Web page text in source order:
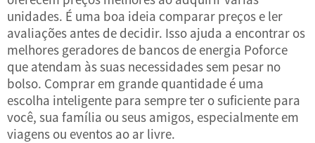
unidades. É uma boa ideia comparar preços e ler
avaliações antes de decidir. Isso ajuda a encontrar os
melhores geradores de bancos de energia Poforce
que atendam às suas necessidades sem pesar no
bolso. Comprar em grande quantidade é uma
escolha inteligente para sempre ter o suficiente para
você, sua família ou seus amigos, especialmente em
viagens ou eventos ao ar livre.